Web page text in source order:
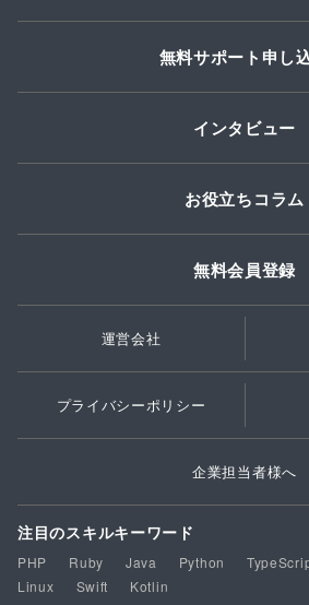
無料サポート申し
インタビュー
お役立ちコラム
無料会員登録
運営会社
プライバシーポリシー
企業担当者様へ
注目のスキルキーワード
PHP Ruby Java Python
Linux
Swift Kotlin